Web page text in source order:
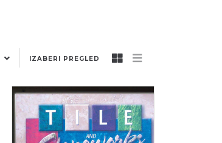
IZABERI PREGLED